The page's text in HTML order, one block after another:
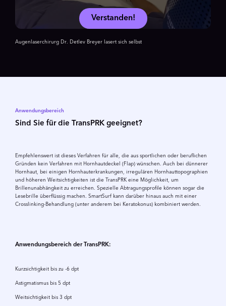
Verstanden!
Augenlaserchirurg Dr. Detlev Breyer lasert sich selbst
Anwendungsbereich
Sind Sie für die TransPRK geeignet?
Empfehlenswert ist dieses Verfahren für alle, die aus sportlichen oder beruflichen
Gründen kein Verfahren mit Hornhautdeckel (Flap) wünschen. Auch bei dünnerer
Hornhaut, bei einigen Hornhauterkrankungen, irregulären Hornhauttopographien
und höheren Weitsichtigkeiten ist die TransPRK eine Möglichkeit, um
Brillenunabhängkeit zu erreichen. Spezielle Abtragungsprofile können sogar die
Lesebrille überflüssig machen. SmartSurf kann darüber hinaus auch mit einer
Crosslinking-Behandlung (unter anderem bei Keratokonus) kombiniert werden.
Anwendungsbereich der TransPRK:
Kurzsichtigkeit bis zu -6 dpt
Astigmatismus bis 5 dpt
Weitsichtigkeit bis 3 dpt